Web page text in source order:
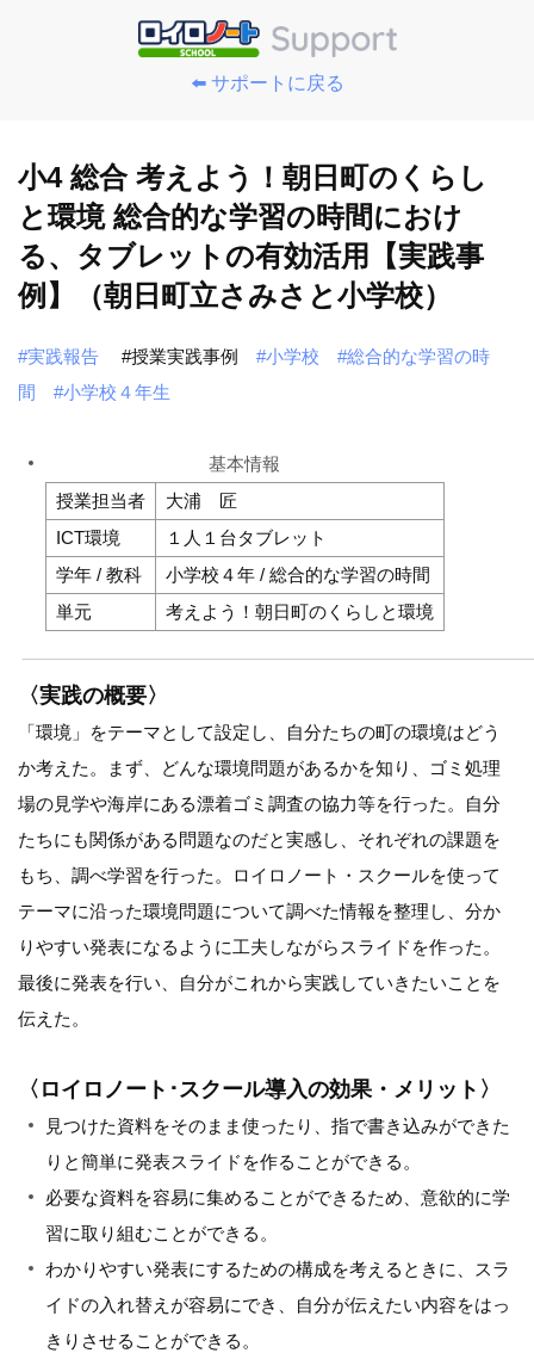
⬅️ サポートに戻る
小4 総合 考えよう！朝日町のくらし
と環境 総合的な学習の時間におけ
る、タブレットの有効活用【実践事
例】（朝日町立さみさと小学校）
#実践報告 #授業実践事例 #小学校
#総合的な学習の時
間
#小学校４年生
基本情報
授業担当者
大浦 匠
ICT環境
１人１台タブレット
学年 / 教科
小学校４年 / 総合的な学習の時間
単元
考えよう！朝日町のくらしと環境
〈実践の概要〉
「環境」をテーマとして設定し、自分たちの町の環境はどう
か考えた。まず、どんな環境問題があるかを知り、ゴミ処理
場の見学や海岸にある漂着ゴミ調査の協力等を行った。自分
たちにも関係がある問題なのだと実感し、それぞれの課題を
もち、調べ学習を行った。ロイロノート・スクールを使って
テーマに沿った環境問題について調べた情報を整理し、分か
りやすい発表になるように工夫しながらスライドを作った。
最後に発表を行い、自分がこれから実践していきたいことを
伝えた。
〈ロイロノート･スクール導入の効果・メリット〉
見つけた資料をそのまま使ったり、指で書き込みができた
りと簡単に発表スライドを作ることができる。
必要な資料を容易に集めることができるため、意欲的に学
習に取り組むことができる。
わかりやすい発表にするための構成を考えるときに、スラ
イドの入れ替えが容易にでき、自分が伝えたい内容をはっ
きりさせることができる。